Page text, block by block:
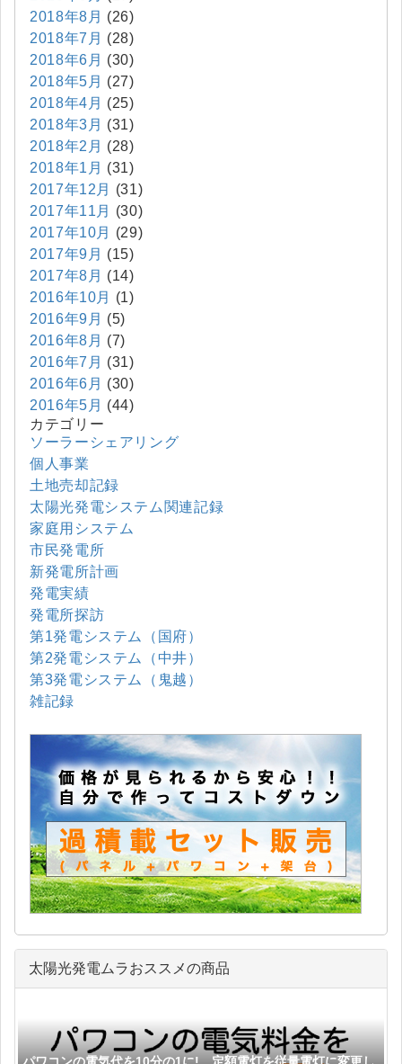
2018年8月 (26)
2018年7月 (28)
2018年6月 (30)
2018年5月 (27)
2018年4月 (25)
2018年3月 (31)
2018年2月 (28)
2018年1月 (31)
2017年12月
(31)
2017年11月
(30)
2017年10月
(29)
2017年9月 (15)
2017年8月 (14)
2016年10月
(1)
2016年9月 (5)
2016年8月 (7)
2016年7月 (31)
2016年6月 (30)
2016年5月 (44)
カテゴリー
ソーラーシェアリング
個人事業
土地売却記録
太陽光発電システム関連記録
家庭用システム
市民発電所
新発電所計画
発電実績
発電所探訪
第1発電システム（国府）
第2発電システム（中井）
第3発電システム（鬼越）
雑記録
太陽光発電ムラおススメの商品
パワコンの電気代を10分の1に! 定額電灯を従量電灯に変更し